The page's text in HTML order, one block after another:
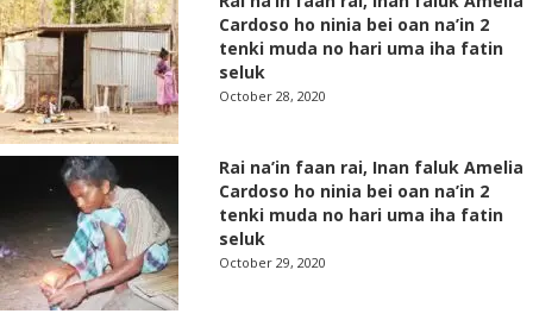
Cardoso ho ninia bei oan na’in 2
tenki muda no hari uma iha fatin
seluk
October 28, 2020
Rai na’in faan rai, Inan faluk Amelia
Cardoso ho ninia bei oan na’in 2
tenki muda no hari uma iha fatin
seluk
October 29, 2020